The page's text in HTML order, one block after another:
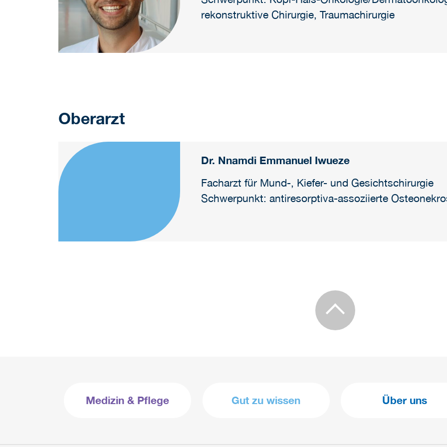
rekonstruktive Chirurgie, Traumachirurgie
Oberarzt
Dr. Nnamdi Emmanuel Iwueze
Facharzt für Mund-, Kiefer- und Gesichtschirurgie
Schwerpunkt: antiresorptiva-assoziierte
Medizin & Pflege Gut zu wissen Über uns